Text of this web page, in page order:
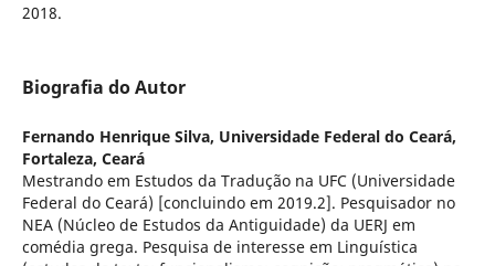
2018.
Biografia do Autor
Fernando Henrique Silva, Universidade Federal do Ceará,
Fortaleza, Ceará
Mestrando em Estudos da Tradução na UFC (Universidade
Federal do Ceará) [concluindo em 2019.2]. Pesquisador no
NEA (Núcleo de Estudos da Antiguidade) da UERJ em
comédia grega. Pesquisa de interesse em Linguística